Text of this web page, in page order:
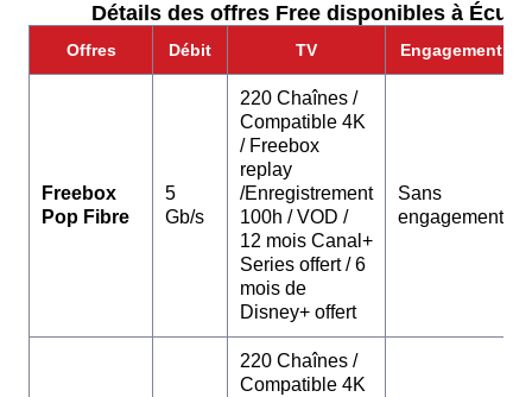
Détails des offres Free disponibles à
Offres Débit TV Engagement
Freebox
Pop Fibre
5
Gb/s
220 Chaînes /
Compatible 4K
/ Freebox
replay
/Enregistrement
100h / VOD /
12 mois Canal+
Series offert / 6
mois de
Disney+ offert
Sans
engagement
220 Chaînes /
Compatible 4K